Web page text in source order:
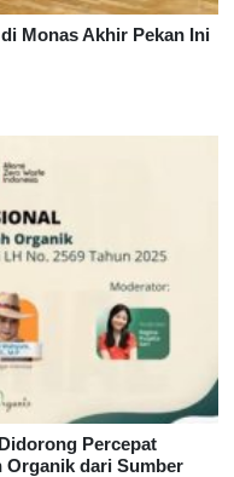
Monas Akhir Pekan Ini
Percepat
Organik dari Sumber